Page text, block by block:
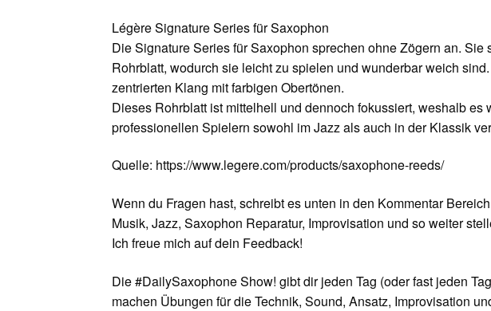
Légère Signature Series für Saxophon
Die Signature Series für Saxophon sprechen ohne Zögern an.
Rohrblatt, wodurch sie leicht zu spielen und wunderbar weich
zentrierten Klang mit farbigen Obertönen.
Dieses Rohrblatt ist mittelhell und dennoch fokussiert, weshalb es
professionellen Spielern sowohl im Jazz als auch in der Klassik
Quelle: https://www.legere.com/products/saxophone-reeds/
Wenn du Fragen hast, schreibt es unten in den Kommentar
Musik, Jazz, Saxophon Reparatur, Improvisation und so weiter
Ich freue mich auf dein Feedback!
Die #DailySaxophone Show! gibt dir jeden Tag (oder fast jeden
machen Übungen für die Technik, Sound, Ansatz, Improvisation